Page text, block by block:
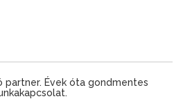
partner. Évek óta gondmentes